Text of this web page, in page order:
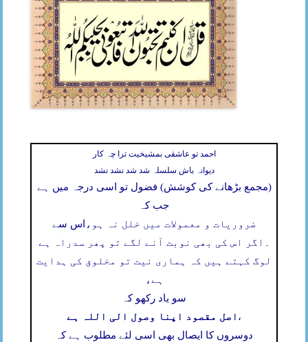
احمد تو عاشقی بمشیخیت ترا چہ کار
دیوانہ باش سلسلہ شد شد نشد نشد
(مجمع بڑھانے کی کوشش) فضول تو اسی درجہ میں ہے
جب کہ
اس سے ضروریات و معمولات میں خلل نہ ہو،
اگر اس کی بھی نوبت آنے لگے تو پھر سدراہ ہے
لوگ کہتے ہیں کہ ہماری نیت تو مخلوق کی ہدایت
ہے،
سو یاد رکھو کہ
اصل مقصود اپنا وصول الی اللہ ہے ،
دوسروں کا ایصال بھی اسی لئے مطلوب ہے کہ